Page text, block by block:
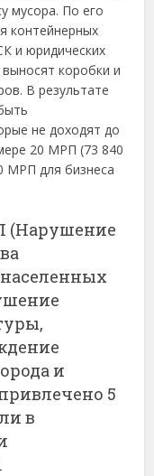
мусора. По его
контейнерных
и юридических
коробки и
В результате
не доходят до
20 МРП (73 840
МРП для бизнеса
(Нарушение
и
5
в